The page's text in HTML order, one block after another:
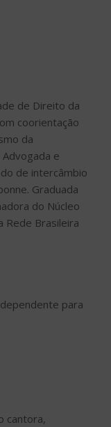
de Direito da
coorientação
da
Advogada e
de intercâmbio
Graduada
do Núcleo
Rede Brasileira
para
cantora,